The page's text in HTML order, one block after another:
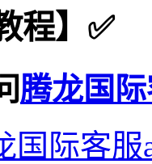
程】✅
腾龙国
国际客服